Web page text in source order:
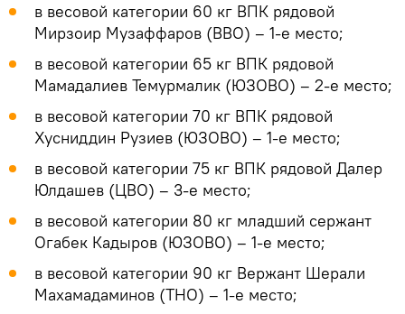
в весовой категории 60 кг ВПК рядовой
Мирзоир Музаффаров (ВВО) – 1-е место;
в весовой категории 65 кг ВПК рядовой
Мамадалиев Темурмалик (ЮЗОВО) – 2-е место;
в весовой категории 70 кг ВПК рядовой
Хусниддин Рузиев (ЮЗОВО) – 1-е место;
в весовой категории 75 кг ВПК рядовой Далер
Юлдашев (ЦВО) – 3-е место;
в весовой категории 80 кг младший сержант
Огабек Кадыров (ЮЗОВO) – 1-е место;
в весовой категории 90 кг Вержант Шерали
Махамадаминов (ТНО) – 1-е место;